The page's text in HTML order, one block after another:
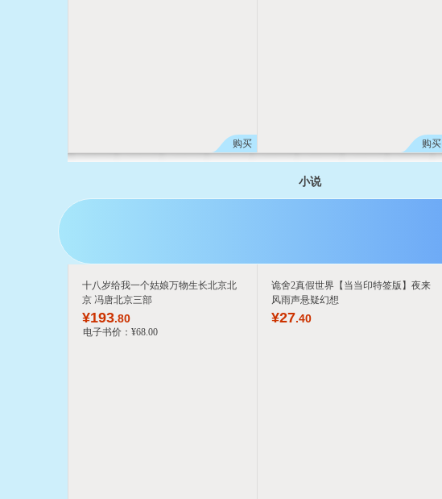
购买 购买
小说
十八岁给我一个姑娘万物生长北京北
京 冯唐北京三部
¥193.80
电子书价： ¥68.00
诡舍2真假世界【当当印特签版】夜来
风雨声悬疑幻想
¥27.40